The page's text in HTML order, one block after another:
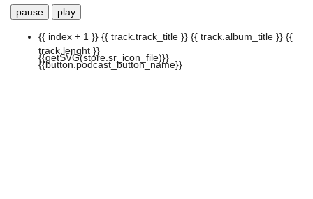
pause play
{{ index + 1 }} {{ track.track_title }} {{ track.album_title }} {{
track.lenght }}
{{getSVG(store.sr_icon_file)}}
{{button.podcast_button_name}}